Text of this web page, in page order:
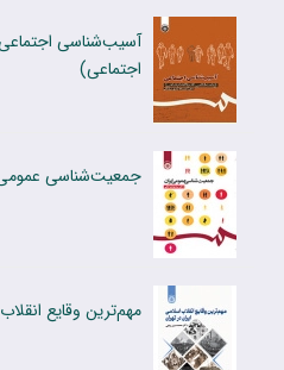
آسیب‌شناسی
اجتماعی)
جمعیت‌شناسی عمومی
مهم‌‎ترین وقایع انقلاب اسلامی ایران در تهران